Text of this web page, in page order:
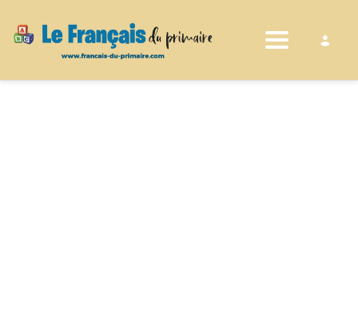
Toggle